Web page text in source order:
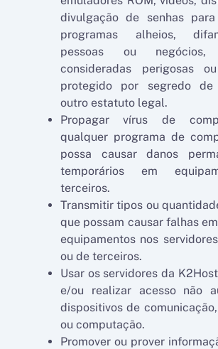
divulgação de senhas
programas alheios,
pessoas ou negócios,
consideradas perigosas
protegido por segredo de
outro estatuto legal.
Propagar vírus de
qualquer programa de
possa causar danos
temporários em
terceiros.
Transmitir tipos ou
que possam causar falhas
equipamentos nos
ou de terceiros.
Usar os servidores da
e/ou realizar acesso não
dispositivos de
ou computação.
Promover ou prover